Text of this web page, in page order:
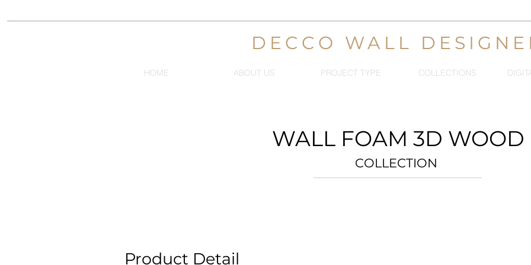
DECCO WALL
HOME ABOUT US PROJECT TYPE COLLECTIONS
WALL FOAM 3D WOOD
COLLECTION
Product Detail